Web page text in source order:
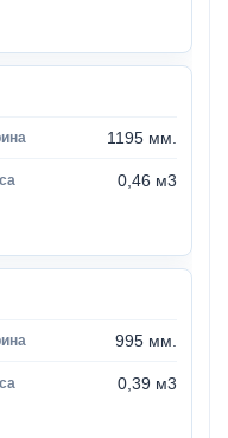
1195 мм.
0,46 м3
995 мм.
0,39 м3